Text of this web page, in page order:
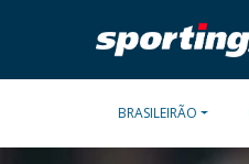
BRASILEIRÃO